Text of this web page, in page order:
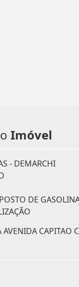
Imóvel
- DEMARCHI
DE
AVENIDA CAPITAO